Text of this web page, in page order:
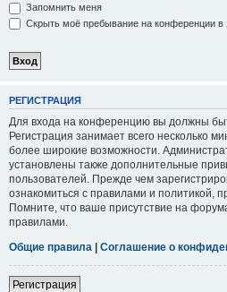
Запомнить меня
Скрыть моё пребывание на конференции в
РЕГИСТРАЦИЯ
Для входа на конференцию вы должны
Регистрация занимает всего несколько
более широкие возможности.
установлены также дополнительные
пользователей. Прежде чем
ознакомиться с правилами и политикой,
Помните, что ваше присутствие на
правилами.
Общие правила | Соглашение о
Регистрация